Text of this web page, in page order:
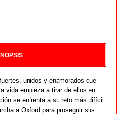
unidos y enamorados que
vida empieza a tirar de ellos en
se enfrenta a su reto más difícil
a Oxford para proseguir sus